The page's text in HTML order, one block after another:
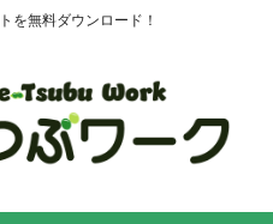
を無料ダウンロード！